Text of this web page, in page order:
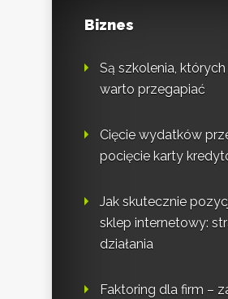
Biznes
Są szkolenia, których
warto przegapiać
Cięcie wydatków
pocięcie karty
Jak skutecznie
sklep internetowy:
działania
Faktoring dla firm –